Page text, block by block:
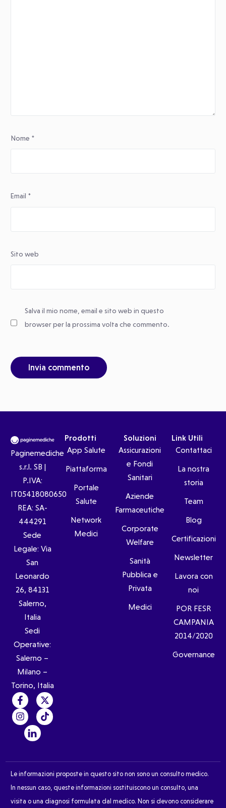
Nome *
Email *
Sito web
Salva il mio nome, email e sito web in questo
browser per la prossima volta che commento.
Paginemediche
s.r.l. SB |
P.IVA:
IT05418080650
REA: SA-
444291
Sede
Legale: Via
San
Leonardo
26, 84131
Salerno,
Italia
Sedi
Operative:
Salerno –
Milano –
Torino, Italia
Prodotti
App Salute
Piattaforma
Portale
Salute
Network
Medici
Soluzioni
Assicurazioni
e Fondi
Sanitari
Aziende
Farmaceutiche
Corporate
Welfare
Sanità
Pubblica e
Privata
Medici
Link Utili
Contattaci
La nostra
storia
Team
Blog
Certificazioni
Newsletter
Lavora con
noi
POR FESR
CAMPANIA
2014/2020
Governance
Le informazioni proposte in questo sito non sono un consulto medico.
In nessun caso, queste informazioni sostituiscono un consulto, una
visita o una diagnosi formulata dal medico. Non si devono considerare